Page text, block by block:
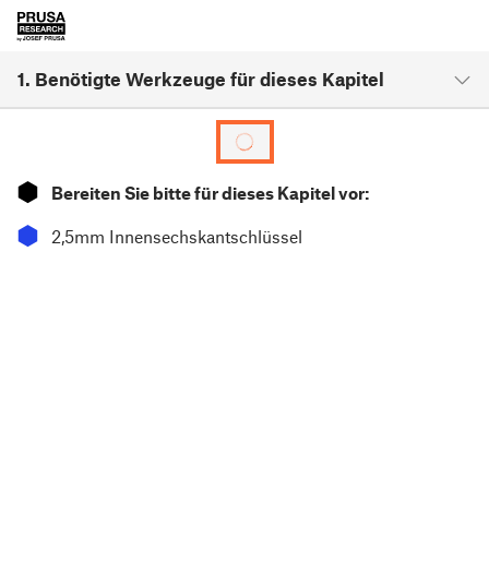
1. Benötigte Werkzeuge für dieses Kapitel
⬢ Bereiten Sie bitte für dieses Kapitel vor:
⬢ 2,5mm Innensechskantschlüssel